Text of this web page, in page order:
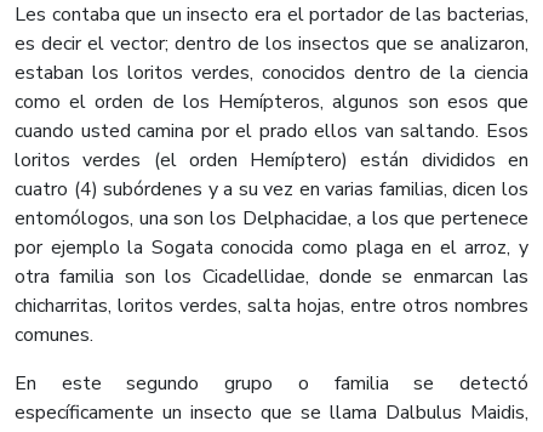
Les contaba que un insecto era el portador de las bacterias,
es decir el vector; dentro de los insectos que se analizaron,
estaban los loritos verdes, conocidos dentro de la ciencia
como el orden de los Hemípteros, algunos son esos que
cuando usted camina por el prado ellos van saltando. Esos
loritos verdes (el orden Hemíptero) están divididos en
cuatro (4) subórdenes y a su vez en varias familias, dicen los
entomólogos, una son los Delphacidae, a los que pertenece
por ejemplo la Sogata conocida como plaga en el arroz, y
otra familia son los Cicadellidae, donde se enmarcan las
chicharritas, loritos verdes, salta hojas, entre otros nombres
comunes.
En este segundo grupo o familia se detectó
específicamente un insecto que se llama Dalbulus Maidis,